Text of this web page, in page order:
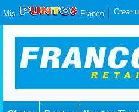
Mis Franco Crear